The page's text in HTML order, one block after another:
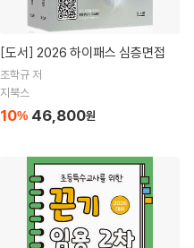
[도서] 2026 하이패스 심층면접
조학규 저
지북스
10% 46,800원